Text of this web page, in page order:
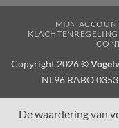
MIJN
KLACHTENREGELING
Copyright 2026 ©
NL96 RABO
De waardering van